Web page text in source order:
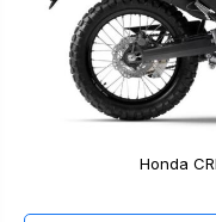
Honda